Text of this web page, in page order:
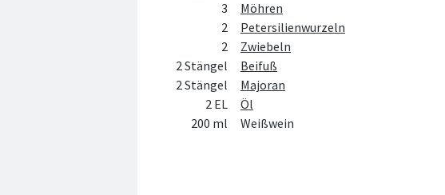
3
Möhren
2
Petersilienwurzeln
2
Zwiebeln
2 Stängel
Beifuß
2 Stängel
Majoran
2 EL
Öl
200 ml
Weißwein